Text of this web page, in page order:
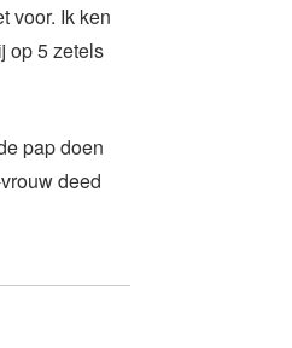
voor. Ik ken
op 5 zetels
pap doen
deed